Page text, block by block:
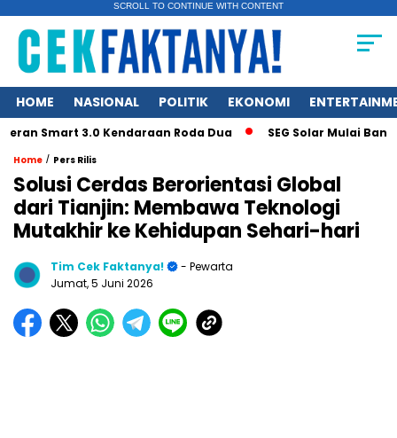
SCROLL TO CONTINUE WITH CONTENT
HOME NASIONAL POLITIK EKONOMI
Smart 3.0 Kendaraan Roda Dua SEG Solar Mulai Bangun
Home / Pers Rilis
Solusi Cerdas Berorientasi Global
dari Tianjin: Membawa Teknologi
Mutakhir ke Kehidupan Sehari-hari
Tim Cek Faktanya!
- Pewarta
Jumat, 5 Juni 2026